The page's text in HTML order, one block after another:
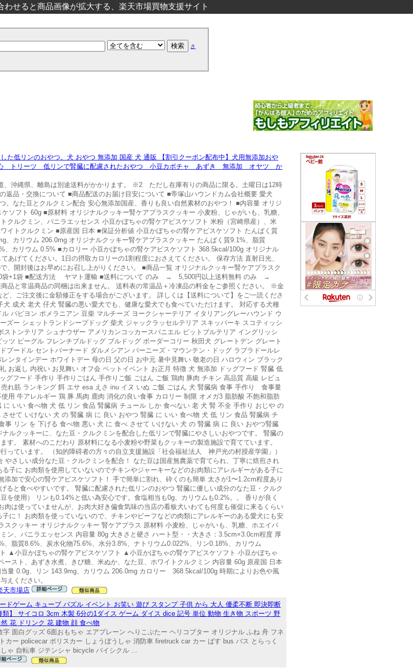
わせると商品画像が拡大する、楽天市場買物支援サイト
さ
た低リンのおやつ。犬 おやつ 無添加 国産 犬 通販 【割引クーポン配布中】犬用無添加おや
心 トリーツ 低リンで腎臓に配慮されたおやつ 小豆カボチャ あずき 無添加 オヤツ か
県、離島は別途送料がかかります。 ※2 ただし在庫有りの商品に限る。土曜日は12時
返品・交換について ■商品配送のお届け目安について ■帝塚山ハウンドカム会社概要 愛犬
なた豆とクルクミン配合 安心無添加国産、香りも良い自然素材のおやつ！ ■内容量 オリジ
ソフト 60g ■原材料 オリジナルクッキー腎ケアプラスクッキー 小麦粉、じゃがいも、乳糖、
クルクミン、バニラエッセンス 小豆かぼちゃの腎ケアビスケソフト 米粉（宮崎県産）、米
イトクルクミン ■原産国 日本 ■保証分析値 小豆かぼちゃの腎ケアビスケソフト たんぱく質
、カリウム 206.0mg オリジナルクッキー腎ケアプラスクッキー たんぱく質9.1%、脂質
カリウム 0.5% ■カロリー 小豆かぼちゃの腎ケアビスケソフト 368.5kcal/100g オリジナル
げてください。1日の摂取カロリーの1割程度におさえてください。 保存方法 直射日光、
、開封後はお早めにお召し上がりください。 ■商品一覧 オリジナルクッキー腎ケアプラスク
+1袋 ■配送方法 ヤマト運輸 ■送料について のみ → 5,500円以上送料無料 のみ →
と常温商品の同梱は出来ません。 送料表の常温品＋冷凍品の料金をご参照ください。 ※金
、ご注文後に金額修正をする場合がございます。 詳しくは【送料について】をご一読くださ
成犬 老犬 仔犬 腎臓の悪い愛犬でも、健康な愛犬でも食べていただけます。 対応する犬種
パピヨン ポメラニアン 豆柴 マルチーズ ヨークシャーテリア イタリアングレーハウンド ウ
ズー シェットランドシープドッグ 柴犬 ジャックラッセルテリア スキッパーキ スコティッシ
トンテリア シュナウザー アメリカンコッカースパニエル ピットブルテリア イングリッシ
ツ ビーグル フレンチブルドッグ ブルドッグ ボーダーコリー 秋田犬 グレートデン グレート
プードル セントバーナード ダルメシアン バーニーズ・マウンテン・ドッグ ラブラドールレ
ンタインデー ホワイトデー 母の日 父の日 お中元 暑中見舞い 敬老の日 ハロウィン ブラック
お返し 内祝い お見舞い オフ会 ペットイベント お正月 特徴 犬 無添加 ドッグフード 腎臓 低
グフード 手作り 手作りごはん 手作りご飯 ごはん ご飯 鶏肉 豚肉 チキン 高品質 高級 レビュ
れ筋 ランキング 餌 エサ esa えさ inu イヌ いぬ ご飯 ごはん 犬 腎臓病 食事 手作り 食事量
用 牛アレルギー 鶏 豚 馬肉 鹿肉 消化の良い食事 カロリー 制限 オメガ3 脂肪酸 不飽和脂肪
いい 食べ物 犬 低 リン 食品 腎臓病 チュール しか 食べない 老 犬 腎 不全 手作り おじや の
せて いけない 犬 の 腎臓 病 に 良い おやつ 腎臓 に いい 食べ物 犬 低 リン 食品 腎臓病 チ
リン を 下げる 食べ物 悪い 犬 に 食べ させて いけない 犬 の 腎臓 病 に 良い おやつ腎臓
ルクッキーに、なた豆・クルクミンを配合した低リンで腎臓にやさしいおやつです。 腎臓の
。 素材へのこだわり 原材料になる小麦粉や野菜もクッキーの製造施設で育てています。
っています。 （知的障碍者の方々の自立支援施設「社会福祉法人 神戸光の村授産学園」）
さしい成分なた豆・クルクミンを配合！ なた豆は国産無農薬で育てられ、丁寧に焙煎され
子に お肉類を使用していないのでチキンやジャーキーなどのお肉類にアレルギーがある子に
加で安心の腎ケアビスケソフト！ 手で簡単に割れ、砕くのも簡単 太さが1〜1.2cm程度あり
ると食べやすいです。 腎臓に配慮された低リンのおやつ 腎臓に優しい成分のなた豆・クルク
を使用） リンも0.14%と低い為安心です。食塩相当も0g、カリウムも0.2%。。 香りが良く
は使っていませんが、お肉大好き偏食気味の当店の看板犬いわても何度も催促に来るくらい
に！ お肉類を使っていないので、チキンやビーフなどの肉類にアレルギーのある愛犬にも安
クッキー オリジナルクッキー 腎ケアプラス 原材料 小麦粉、じゃがいも、乳糖、ホエイパ
ン、バニラエッセンス 内容量 80g 大きさと硬さ ハート型・・大きさ：3.5cm×3.0cm程度 厚
脂質8.6%、炭水化物75.6%、水分3.8%、ナトリウム0.022%、リン0.18%、カリウム
▲小豆かぼちゃの腎ケアビスケソフト ▲小豆かぼちゃの腎ケアビスケソフト 小豆かぼちゃ
スト、あずき水煮、きび糖、米ぬか、なた豆、ホワイトクルクミン 内容量 60g 原産国 日本
量 0.0g、リン 143.9mg、カリウム 206.0mg カロリー 368.5kcal/100g 時期によりお色や風
えください。
天市場店
ドゲーム キューブ パズル イベント お笑い 遊び スタンプ 子供 から 大人 優柔不断 即決即断
】 サイコロ 3cm 木製 6分の1ダイス ゲーム ダイス dice 記号 単位 動物 生き物 スポーツ 野
花 ドリンク 花 建物 顔 食べ物
面白グッズ 6面おもちゃ エアプレーン へりこぷたー ヘリコプター オリジナル ふね 舟 フネ
ー policecar ポリスカー しょうぼうしゃ 消防車 firetruck car カー ばす bus バス とらっく
ゃ 自転車 ジテンシャ bicycle バイシクル ...